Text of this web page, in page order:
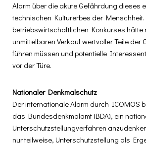
Alarm über die akute Gefährdung dieses
technischen Kulturerbes der
betriebswirtschaftlichen Konkurses hätte
unmittelbaren Verkauf wertvoller Teile der
führen müssen und potentielle
vor der Türe.
Nationaler Denkmalschutz
Der internationale Alarm durch ICOMOS
das Bundesdenkmalamt (BDA), ein
Unterschutzstellungverfahren
nur teilweise, Unterschutzstellung als